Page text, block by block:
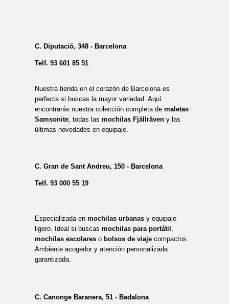
C. Diputació, 348 - Barcelona
Telf. 93 601 85 51
Nuestra tienda en el corazón de Barcelona es
perfecta si buscas la mayor variedad. Aquí
encontrarás nuestra colección completa de maletas
Samsonite, todas las mochilas Fjällräveny las
últimas novedades en equipaje.
C. Gran de Sant Andreu, 150 - Barcelona
Telf. 93 000 55 19
Especializada en mochilas urbanasy equipaje
ligero. Ideal si buscas mochilas para portátil ,
mochilas escolareso bolsos de viajecompactos.
Ambiente acogedor y atención personalizada
garantizada.
C. Canonge Baranera, 51 - Badalona